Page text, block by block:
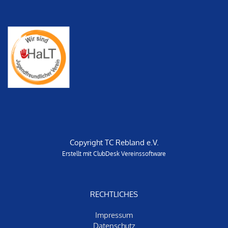
Copyright TC Rebland e.V.
Erstellt mit ClubDesk Vereinssoftware
RECHTLICHES
Impressum
Datenschutz